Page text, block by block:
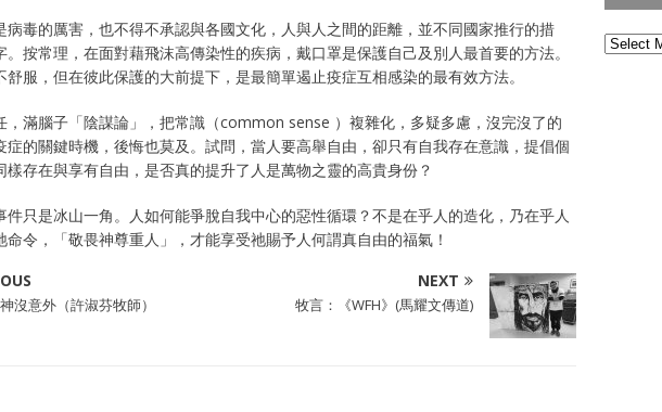
病毒的厲害，也不得不承認與各國文化，人與人之間的距離，並不同國家推行的措
按常理，在面對藉飛沫高傳染性的疾病，戴口罩是保護自己及別人最首要的方法。
服，但在彼此保護的大前提下，是最簡單遏止疫症互相感染的最有效方法。
，滿腦子「陰謀論」，把常識（common sense ）複雜化，多疑多慮，沒完沒了的
症的關鍵時機，後悔也莫及。試問，當人要高舉自由，卻只有自我存在意識，提倡個
樣存在與享有自由，是否真的提升了人是萬物之靈的高貴身份？
只是冰山一角。人如何能爭脫自我中心的惡性循環？不是在乎人的造化，乃在乎人
令，「敬畏神尊重人」，才能享受祂賜予人何謂真自由的福氣！
沒意外（許淑芬牧師）
NEXT
牧言：《WFH》(馬耀文傳道)